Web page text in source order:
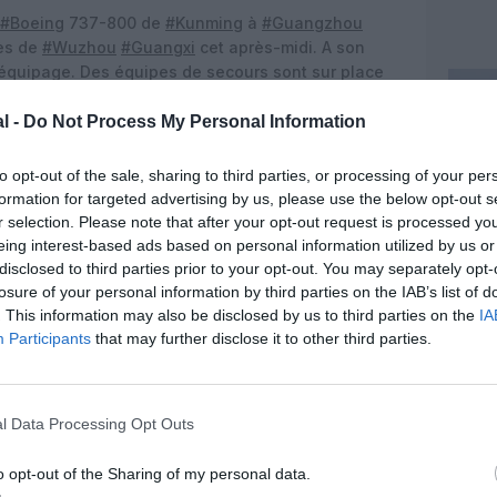
- Do Not Process My Personal Information
opt-out of the sale, sharing to third parties, or processing of your
for targeted advertising by us, please use the below opt-out
selection. Please note that after your opt-out request is processed
interest-based ads based on personal information utilized by us
to third parties prior to your opt-out. You may separately
of your personal information by third parties on the IAB’s list of
This information may also be disclosed by us to third parties on the
Participants that may further disclose it to other third parties.
Data Processing Opt Outs
opt-out of the Sharing of my personal data.
#Boeing 737-800 de #Kunming à #Guangzhou
de #Wuzhou #Guangxi cet après-midi. A son
Des équipes de secours sont sur place
apprécié l’article ?
nous, faites un don !